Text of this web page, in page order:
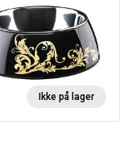
Ikke på lager